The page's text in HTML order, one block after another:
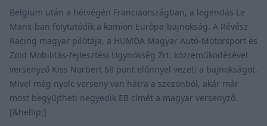
Belgium után a hétvégén Franciaországban, a legendás Le
Mans-ban folytatódik a kamion Európa-bajnokság. A Révész
Racing magyar pilótája, a HUMDA Magyar Autó-Motorsport és
Zöld Mobilitás-fejlesztési Ügynökség Zrt. közreműködésével
versenyző Kiss Norbert 68 pont előnnyel vezeti a bajnokságot.
Mivel még nyolc verseny van hátra a szezonból, akár már
most begyűjtheti negyedik EB címét a magyar versenyző.
[&hellip;]